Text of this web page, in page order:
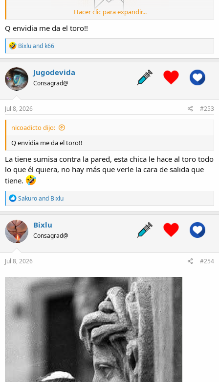
Hacer clic para expandir...
Q envidia me da el toro!!
R
e
a
c
t
i
o
n
s
Bixluand k66
Jugodevida
Consagrad@
Jul 8, 2026 #253
nicoadicto dijo:
Q envidia me da el toro!!
La tiene sumisa contra la pared, esta chica le hace al toro todo
lo que él quiera, no hay más que verle la cara de salida que
tiene.
R
e
a
c
t
i
o
n
s
Sakuroand Bixlu
Bixlu
Consagrad@
Jul 8, 2026 #254